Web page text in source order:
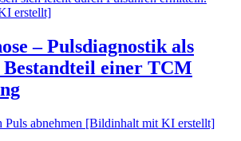
– Pulsdiagnostik als
einer TCM